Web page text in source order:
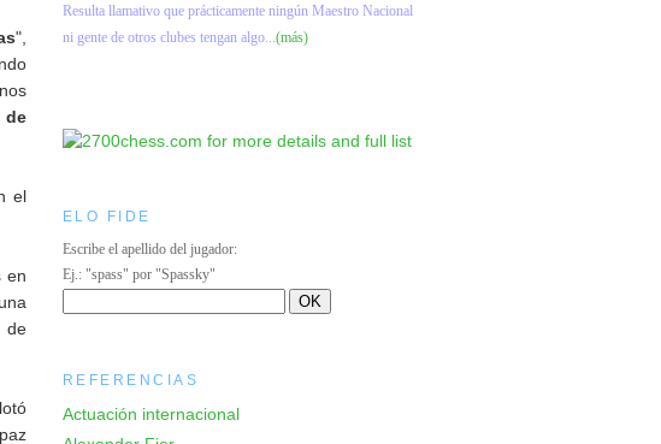
",
de
el
en
de
Resulta llamativo que prácticamente ningún Maestro Nacional
ni gente de otros clubes tengan algo...(más)
ELO FIDE
Escribe el apellido del jugador:
Ej.: "spass" por "Spassky"
REFERENCIAS
Actuación internacional